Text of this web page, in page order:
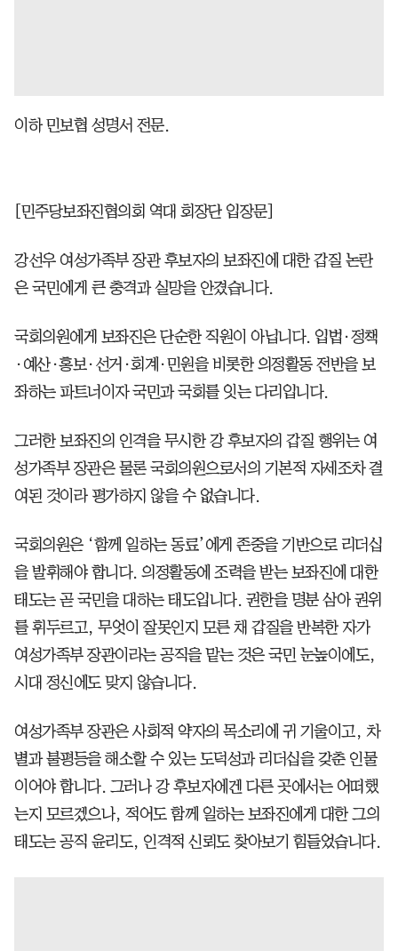
이하 민보협 성명서 전문.
[민주당보좌진협의회 역대 회장단 입장문]
강선우 여성가족부 장관 후보자의 보좌진에 대한 갑질 논란
은 국민에게 큰 충격과 실망을 안겼습니다.
국회의원에게 보좌진은 단순한 직원이 아닙니다. 입법·정책
·예산·홍보·선거·회계·민원을 비롯한 의정활동 전반을 보
좌하는 파트너이자 국민과 국회를 잇는 다리입니다.
그러한 보좌진의 인격을 무시한 강 후보자의 갑질 행위는 여
성가족부 장관은 물론 국회의원으로서의 기본적 자세조차 결
여된 것이라 평가하지 않을 수 없습니다.
국회의원은 ‘함께 일하는 동료’에게 존중을 기반으로 리더십
을 발휘해야 합니다. 의정활동에 조력을 받는 보좌진에 대한
태도는 곧 국민을 대하는 태도입니다. 권한을 명분 삼아 권위
를 휘두르고, 무엇이 잘못인지 모른 채 갑질을 반복한 자가
여성가족부 장관이라는 공직을 맡는 것은 국민 눈높이에도,
시대 정신에도 맞지 않습니다.
여성가족부 장관은 사회적 약자의 목소리에 귀 기울이고, 차
별과 불평등을 해소할 수 있는 도덕성과 리더십을 갖춘 인물
이어야 합니다. 그러나 강 후보자에겐 다른 곳에서는 어떠했
는지 모르겠으나, 적어도 함께 일하는 보좌진에게 대한 그의
태도는 공직 윤리도, 인격적 신뢰도 찾아보기 힘들었습니다.